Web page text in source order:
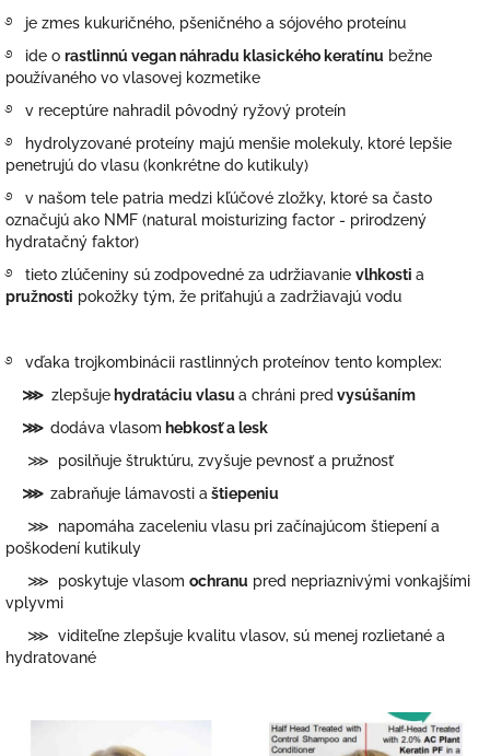
࿔ je zmes kukuričného, pšeničného a sójového proteínu
࿔ ide o rastlinnú vegan náhradu klasického keratínu bežne
používaného vo vlasovej kozmetike
࿔ v receptúre nahradil pôvodný ryžový proteín
࿔ hydrolyzované proteíny majú menšie molekuly, ktoré lepšie
penetrujú do vlasu (konkrétne do kutikuly)
࿔ v našom tele patria medzi kľúčové zložky, ktoré sa často
označujú ako NMF (natural moisturizing factor - prirodzený
hydratačný faktor)
࿔ tieto zlúčeniny sú zodpovedné za udržiavanie vlhkosti a
pružnosti pokožky tým, že priťahujú a zadržiavajú vodu
࿔ vďaka trojkombinácii rastlinných proteínov tento komplex:
⋙ zlepšuje hydratáciu vlasu a chráni predvysúšaním
⋙ dodáva vlasom hebkosť a lesk
⋙ posilňuje štruktúru, zvyšuje pevnosť a pružnosť
⋙ zabraňuje lámavosti aštiepeniu
⋙ napomáha zaceleniu vlasu pri začínajúcom štiepení a
poškodení kutikuly
⋙ poskytuje vlasom ochranu pred nepriaznivými vonkajšími
vplyvmi
⋙ viditeľne zlepšuje kvalitu vlasov, sú menej rozlietané a
hydratované